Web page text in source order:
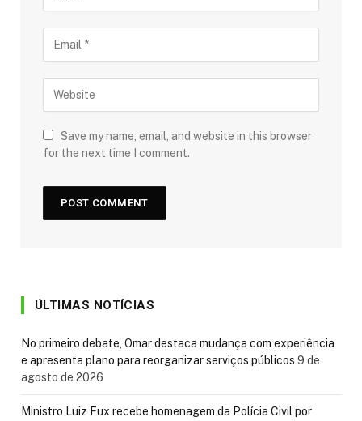
Save my name, email, and website in this browser
for the next time I comment.
ÚLTIMAS NOTÍCIAS
No primeiro debate, Omar destaca mudança com experiência
e apresenta plano para reorganizar serviços públicos 9 de
agosto de 2026
Ministro Luiz Fux recebe homenagem da Polícia Civil por